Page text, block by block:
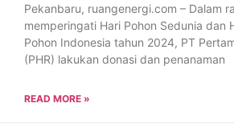
Pekanbaru, ruangenergi.com – Dalam
memperingati Hari Pohon Sedunia dan
Pohon Indonesia tahun 2024, PT
(PHR) lakukan donasi dan penanaman
READ MORE »